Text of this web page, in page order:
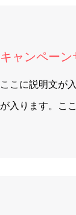
キャンペーン
ここに説明文が
が入ります。こ